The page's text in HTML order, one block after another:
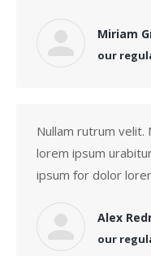
Miriam
our
Nullam rutrum velit.
lorem ipsum
ipsum for dolor
Alex
our